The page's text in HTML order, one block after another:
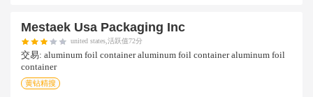
Mestaek Usa Packaging Inc
united states,活跃值72分
交易: aluminum foil container aluminum foil container aluminum foil
container
黄钻精搜